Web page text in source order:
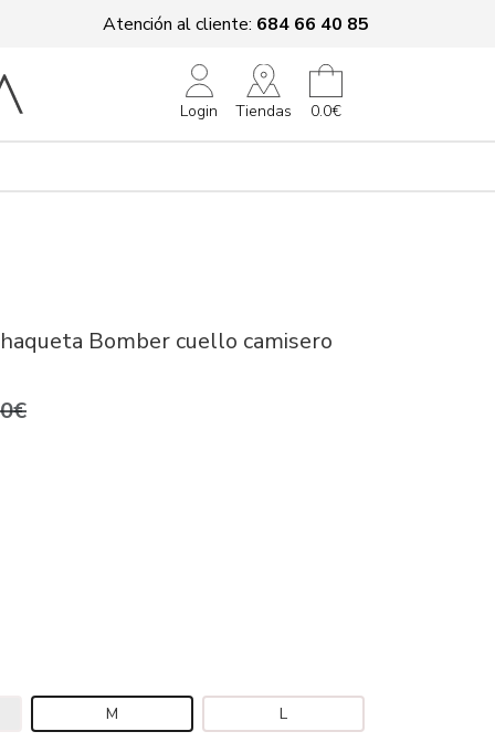
Atención al cliente: 684 66 40 85
Login Tiendas 0.0€
Bomber cuello camisero
M L